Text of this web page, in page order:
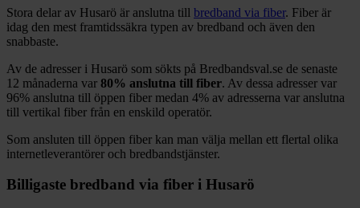
Stora delar av Husarö är anslutna till bredband via fiber. Fiber är
idag den mest framtidssäkra typen av bredband och även den
snabbaste.
Av de adresser i Husarö som sökts på Bredbandsval.se de senaste
12 månaderna var 80% anslutna till fiber. Av dessa adresser var
96% anslutna till öppen fiber medan 4% av adresserna var anslutna
till vertikal fiber från en enskild operatör.
Som ansluten till öppen fiber kan man välja mellan ett flertal olika
internetleverantörer och bredbandstjänster.
Billigaste bredband via fiber i Husarö